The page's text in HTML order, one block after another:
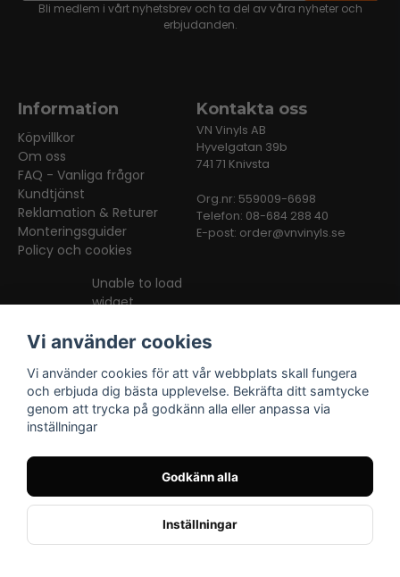
Bli medlem i vårt nyhetsbrev och ta del av våra nyheter och
erbjudanden.
Information
Köpvillkor
Om oss
FAQ - Vanliga frågor
Kundtjänst
Reklamation & Returer
Monteringsguider
Policy och cookies
Kontakta oss
VN Vinyls AB
Hyvelgatan 39b
741 71 Knivsta
Org.nr: 559009-6698
Telefon: 08-684 288 40
E-post: order@vnvinyls.se
Unable to load
widget
Vi använder cookies
Vi använder cookies för att vår webbplats skall fungera
och erbjuda dig bästa upplevelse. Bekräfta ditt samtycke
genom att trycka på godkänn alla eller anpassa via
inställningar
Godkänn alla
Inställningar